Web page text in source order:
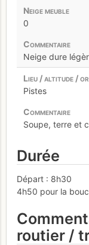
0
Neige dure
Pistes
Soupe, terre et
Durée
Départ : 8h30
4h50 pour la
routier /